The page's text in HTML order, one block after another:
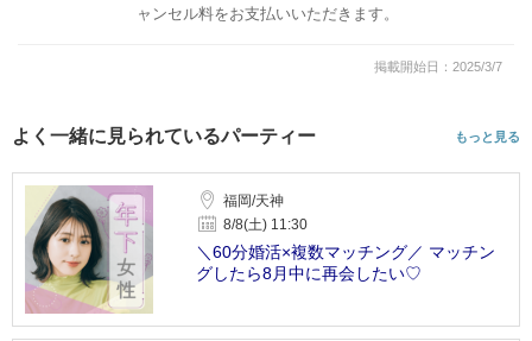
ャンセル料をお支払いいただきます。
掲載開始日：2025/3/7
よく一緒に見られているパーティー もっと見る
福岡/天神
8/8(土) 11:30
＼60分婚活×複数マッチング／ マッチン
グしたら8月中に再会したい♡